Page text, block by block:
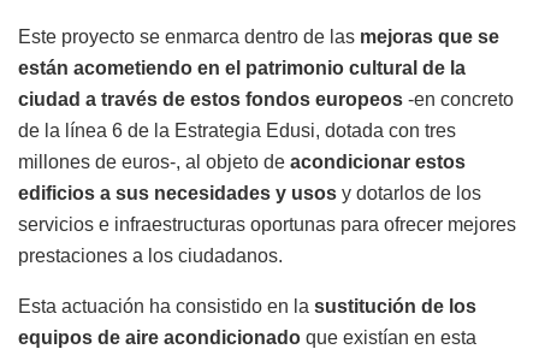
Este proyecto se enmarca dentro de las mejoras que se
están acometiendo en el patrimonio cultural de la
ciudad a través de estos fondos europeos -en concreto
de la línea 6 de la Estrategia Edusi, dotada con tres
millones de euros-, al objeto de acondicionar estos
edificios a sus necesidades y usos y dotarlos de los
servicios e infraestructuras oportunas para ofrecer mejores
prestaciones a los ciudadanos.
Esta actuación ha consistido en la sustitución de los
equipos de aire acondicionado que existían en esta